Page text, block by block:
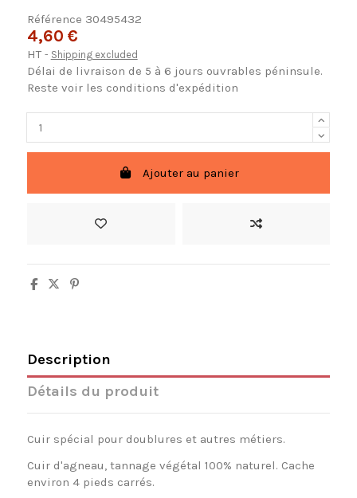
Référence 30495432
4,60 €
HT Shipping excluded
Délai de livraison de 5 à 6 jours ouvrables péninsule.
Reste voir les conditions d'expédition
Ajouter au panier
Description
Détails du produit
Cuir spécial pour doublures et autres métiers.
Cuir d'agneau, tannage végétal 100% naturel. Cache
environ 4 pieds carrés.